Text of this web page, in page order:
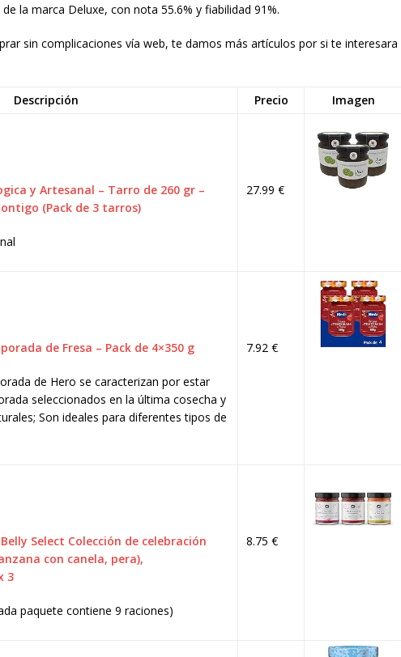
la marca Deluxe, con nota 55.6% y fiabilidad 91%.
sin complicaciones vía web, te damos más artículos por si te interesara
Descripción Precio Imagen
y Artesanal – Tarro de 260 gr –
(Pack de 3 tarros)
27.99 €
de Fresa – Pack de 4×350 g
de Hero se caracterizan por estar
seleccionados en la última cosecha y
Son ideales para diferentes tipos de
7.92 €
Select Colección de celebración
con canela, pera),
3
paquete contiene 9 raciones)
8.75 €